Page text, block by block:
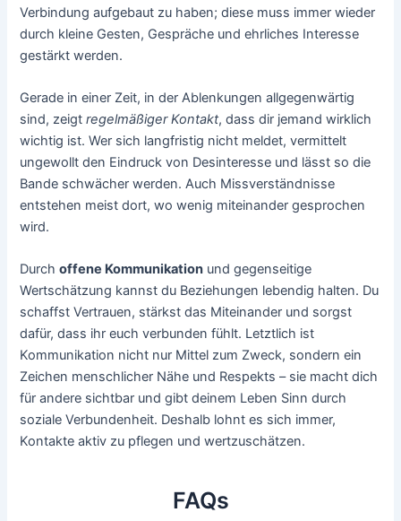
Verbindung aufgebaut zu haben; diese muss immer wieder
durch kleine Gesten, Gespräche und ehrliches Interesse
gestärkt werden.
Gerade in einer Zeit, in der Ablenkungen allgegenwärtig
sind, zeigtregelmäßiger Kontakt, dass dir jemand wirklich
wichtig ist. Wer sich langfristig nicht meldet, vermittelt
ungewollt den Eindruck von Desinteresse und lässt so die
Bande schwächer werden. Auch Missverständnisse
entstehen meist dort, wo wenig miteinander gesprochen
wird.
Durchoffene Kommunikation und gegenseitige
Wertschätzung kannst du Beziehungen lebendig halten. Du
schaffst Vertrauen, stärkst das Miteinander und sorgst
dafür, dass ihr euch verbunden fühlt. Letztlich ist
Kommunikation nicht nur Mittel zum Zweck, sondern ein
Zeichen menschlicher Nähe und Respekts – sie macht dich
für andere sichtbar und gibt deinem Leben Sinn durch
soziale Verbundenheit. Deshalb lohnt es sich immer,
Kontakte aktiv zu pflegen und wertzuschätzen.
FAQs